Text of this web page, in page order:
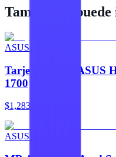
También te
ASUS OEM
Tarjeta Madre ASUS
1700
$1,283
ASUS OEM